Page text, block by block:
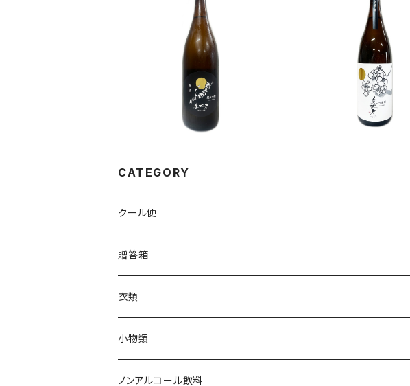
美丈夫 純米吟醸 秋酒 180
¥3,135
SOLD OUT
美丈夫 吟醸 麗
¥2,970
CATEGORY
クール便
贈答箱
衣類
Tシャツ
ジャンパー
小物類
枡
ノンアルコール飲料